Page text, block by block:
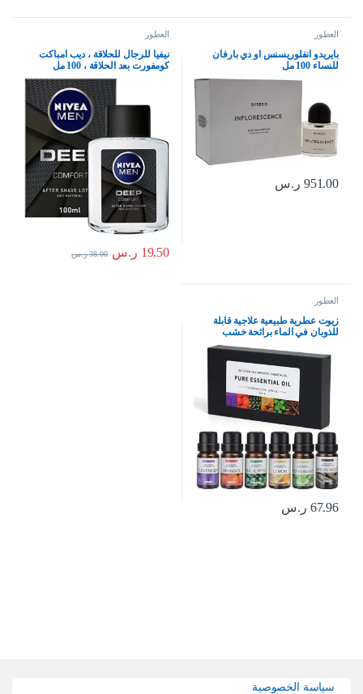
العطور
بايريدو انفلوريسنس او دي بارفان
للنساء 100 مل
951.00 ر.س
العطور
نيفيا للرجال للحلاقة ، ديب امباكت
كومفورت بعد الحلاقة ، 100 مل
19.50 ر.س 38.00 ر.س
العطور
زيوت عطرية طبيعية علاجية قابلة
للذوبان في الماء برائحة خشب
الصندل والبرتقال الحلو واللافندر
والاوكالبتوس والليمون والنعناع من
سكاي تاتش، 6 قطع × 10 مل
67.96 ر.س
سياسة الخصوصية